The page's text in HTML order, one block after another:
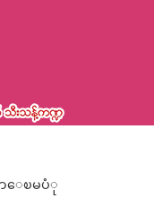
က်ပါ
ာေၿမပံု